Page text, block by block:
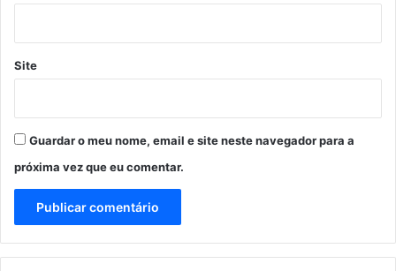
Site
Guardar o meu nome, email e site neste navegador para a
próxima vez que eu comentar.